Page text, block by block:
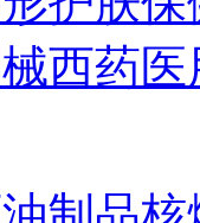
西药